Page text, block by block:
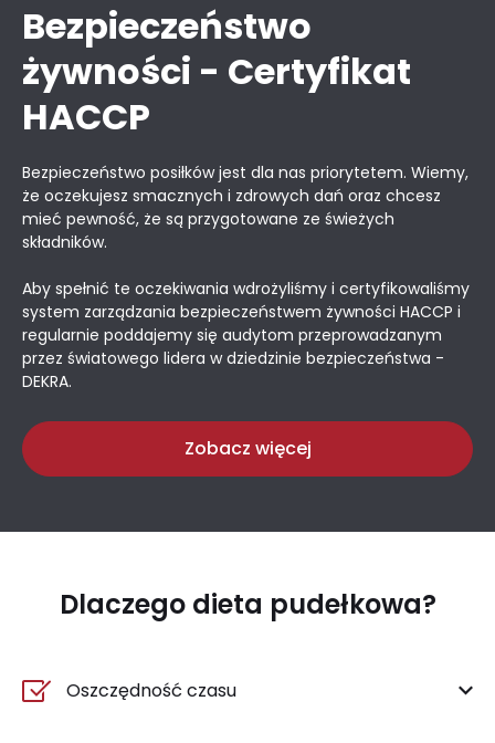
Bezpieczeństwo
żywności - Certyfikat
HACCP
Bezpieczeństwo posiłków jest dla nas priorytetem. Wiemy,
że oczekujesz smacznych i zdrowych dań oraz chcesz
mieć pewność, że są przygotowane ze świeżych
składników.
Aby spełnić te oczekiwania wdrożyliśmy i certyfikowaliśmy
system zarządzania bezpieczeństwem żywności HACCP i
regularnie poddajemy się audytom przeprowadzanym
przez światowego lidera w dziedzinie bezpieczeństwa -
DEKRA.
Zobacz więcej
Dlaczego dieta pudełkowa?
Oszczędność czasu